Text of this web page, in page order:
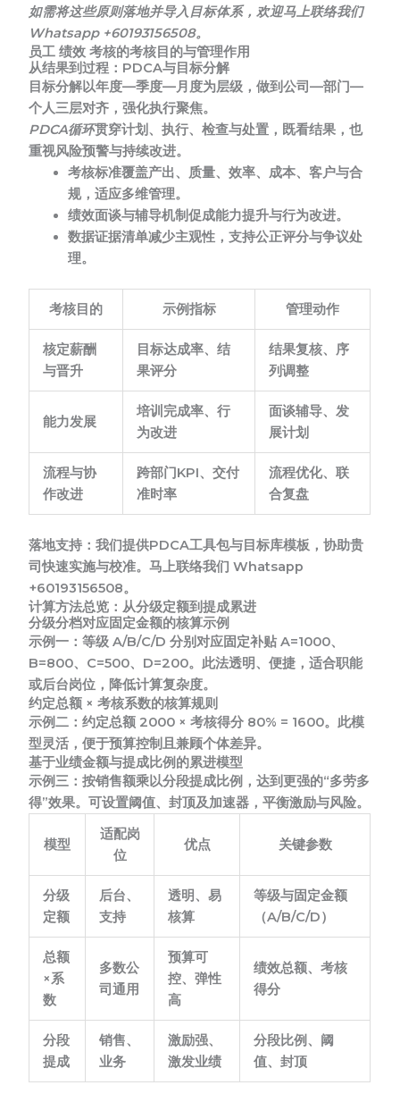
如需将这些原则落地并导入目标体系，欢迎马上联络我们
Whatsapp +60193156508。
员工 绩效 考核的考核目的与管理作用
从结果到过程：PDCA与目标分解
目标分解以年度—季度—月度为层级，做到公司—部门—
个人三层对齐，强化执行聚焦。
PDCA循环贯穿计划、执行、检查与处置，既看结果，也
重视风险预警与持续改进。
考核标准覆盖产出、质量、效率、成本、客户与合
规，适应多维管理。
绩效面谈与辅导机制促成能力提升与行为改进。
数据证据清单减少主观性，支持公正评分与争议处
理。
考核目的 示例指标 管理动作
核定薪酬
与晋升
目标达成率、结
果评分
结果复核、序
列调整
能力发展
培训完成率、行
为改进
面谈辅导、发
展计划
流程与协
作改进
跨部门KPI、交付
准时率
流程优化、联
合复盘
落地支持：我们提供PDCA工具包与目标库模板，协助贵
司快速实施与校准。马上联络我们 Whatsapp
+60193156508。
计算方法总览：从分级定额到提成累进
分级分档对应固定金额的核算示例
示例一：等级 A/B/C/D 分别对应固定补贴 A=1000、
B=800、C=500、D=200。此法透明、便捷，适合职能
或后台岗位，降低计算复杂度。
约定总额 × 考核系数的核算规则
示例二：约定总额 2000 × 考核得分 80% = 1600。此模
型灵活，便于预算控制且兼顾个体差异。
基于业绩金额与提成比例的累进模型
示例三：按销售额乘以分段提成比例，达到更强的“多劳多
得”效果。可设置阈值、封顶及加速器，平衡激励与风险。
模型
适配岗
位
优点 关键参数
分级
定额
后台、
支持
透明、易
核算
等级与固定金额
（A/B/C/D）
总额
×系
数
多数公
司通用
预算可
控、弹性
高
绩效总额、考核
得分
分段
提成
销售、
业务
激励强、
激发业绩
分段比例、阈
值、封顶